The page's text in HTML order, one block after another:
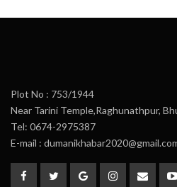
Plot No : 753/1944
Near Tarini Temple,Raghunathpur,
Tel: 0674-2975387
E-mail :